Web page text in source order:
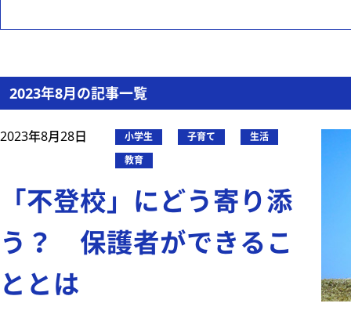
2023年8月の記事一覧
2023年8月28日 小学生 子育て
生活
教育
「不登校」にどう寄り添
う？ 保護者ができるこ
ととは